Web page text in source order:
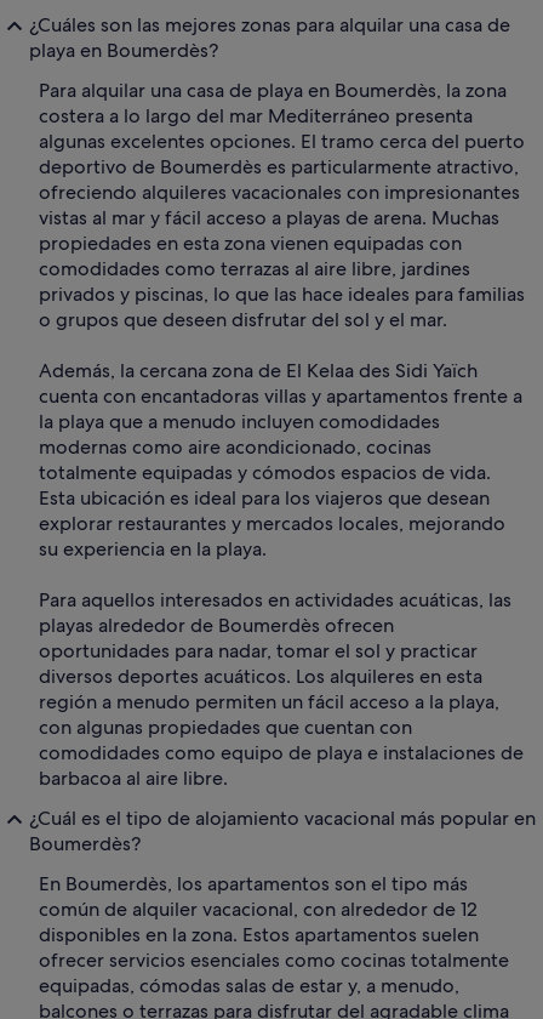
¿Cuáles son las mejores zonas para alquilar una casa de
playa en Boumerdès?
Para alquilar una casa de playa en Boumerdès, la zona
costera a lo largo del mar Mediterráneo presenta
algunas excelentes opciones. El tramo cerca del puerto
deportivo de Boumerdès es particularmente atractivo,
ofreciendo alquileres vacacionales con impresionantes
vistas al mar y fácil acceso a playas de arena. Muchas
propiedades en esta zona vienen equipadas con
comodidades como terrazas al aire libre, jardines
privados y piscinas, lo que las hace ideales para familias
o grupos que deseen disfrutar del sol y el mar.
Además, la cercana zona de El Kelaa des Sidi Yaïch
cuenta con encantadoras villas y apartamentos frente a
la playa que a menudo incluyen comodidades
modernas como aire acondicionado, cocinas
totalmente equipadas y cómodos espacios de vida.
Esta ubicación es ideal para los viajeros que desean
explorar restaurantes y mercados locales, mejorando
su experiencia en la playa.
Para aquellos interesados en actividades acuáticas, las
playas alrededor de Boumerdès ofrecen
oportunidades para nadar, tomar el sol y practicar
diversos deportes acuáticos. Los alquileres en esta
región a menudo permiten un fácil acceso a la playa,
con algunas propiedades que cuentan con
comodidades como equipo de playa e instalaciones de
barbacoa al aire libre.
¿Cuál es el tipo de alojamiento vacacional más popular en
Boumerdès?
En Boumerdès, los apartamentos son el tipo más
común de alquiler vacacional, con alrededor de 12
disponibles en la zona. Estos apartamentos suelen
ofrecer servicios esenciales como cocinas totalmente
equipadas, cómodas salas de estar y, a menudo,
balcones o terrazas para disfrutar del agradable clima